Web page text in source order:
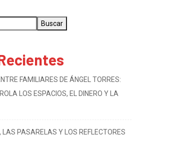
Buscar
FAMILIARES DE ÁNGEL TORRES:
LOS ESPACIOS, EL DINERO Y LA
LAS PASARELAS Y LOS REFLECTORES